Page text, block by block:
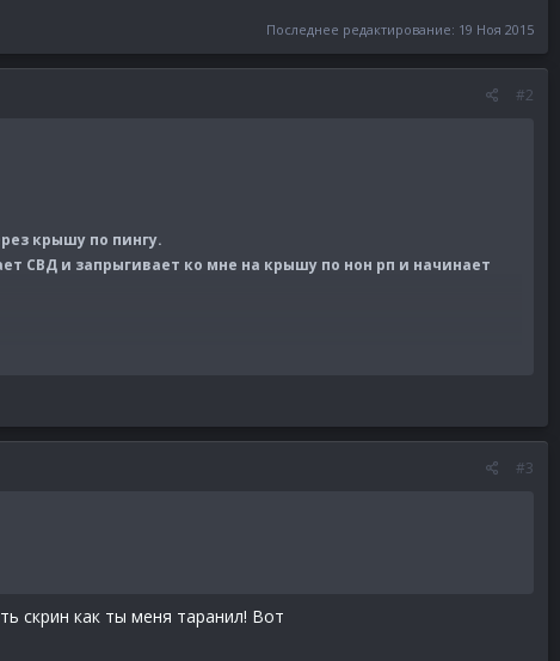
Последнее редактирование: 19 Ноя 2015
#2
крышу по пингу.
СВД и запрыгивает ко мне на крышу по нон рп и начинает
#3
скрин как ты меня таранил! Вот